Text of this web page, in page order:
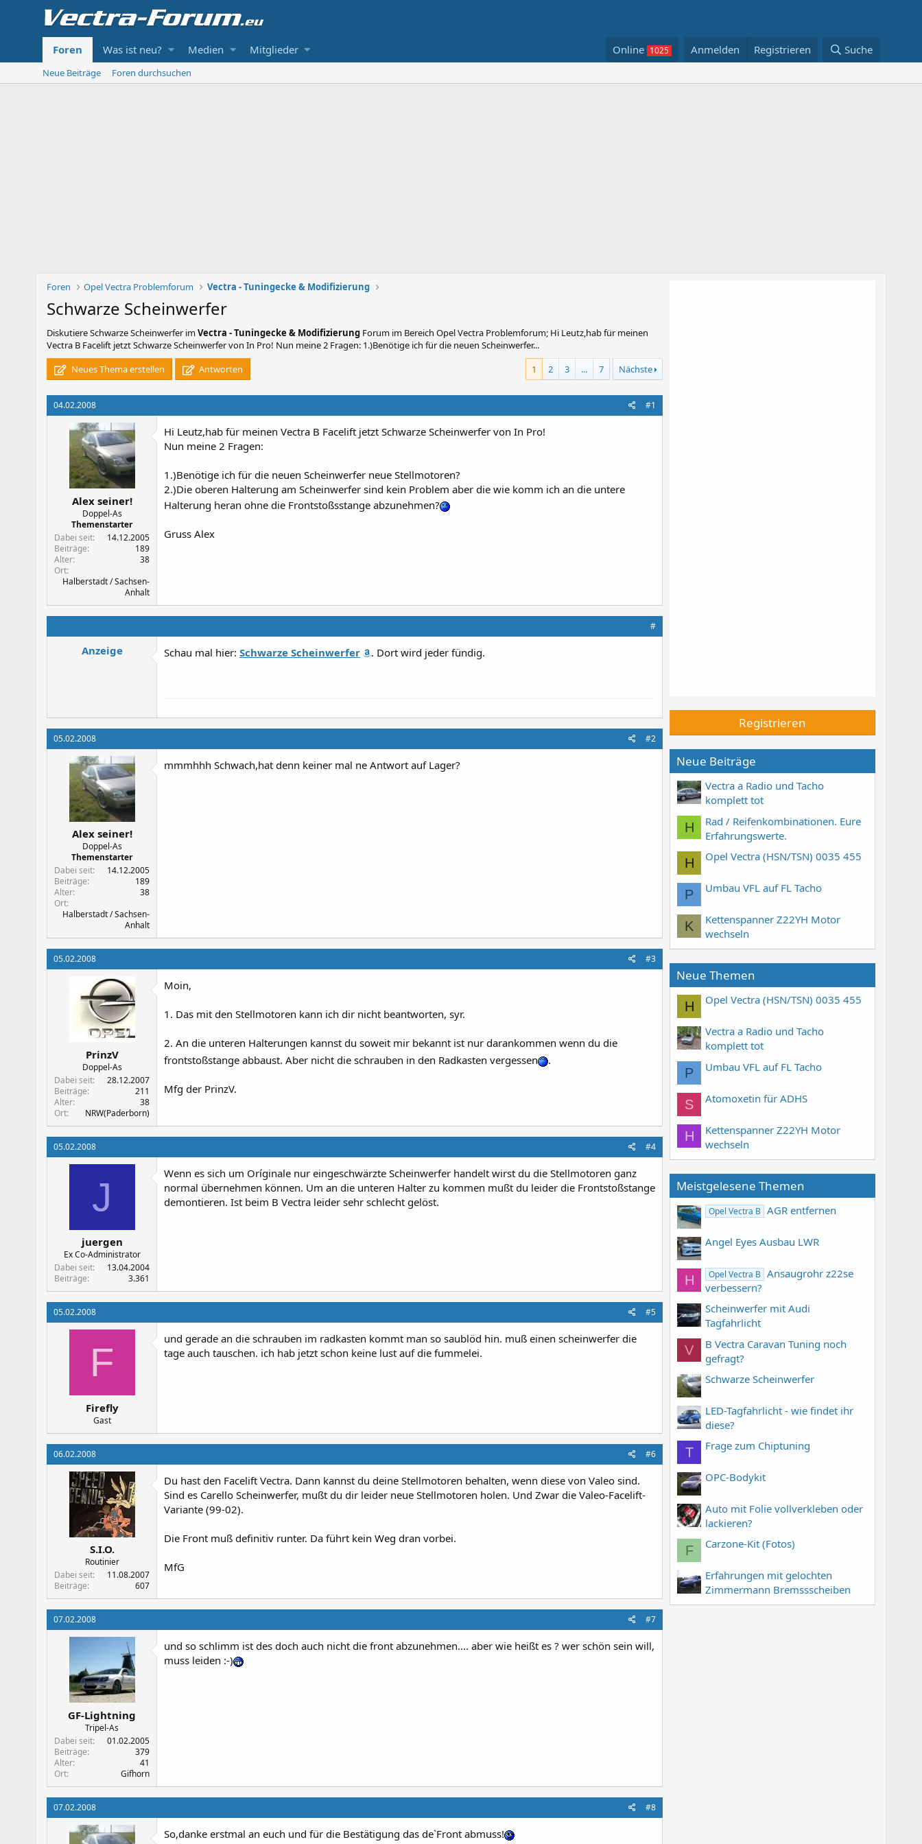
Foren Was ist neu? Medien Mitglieder Online Anmelden Registrieren Suche
Neue Beiträge Foren durchsuchen
Foren Opel Vectra Problemforum Vectra - Tuningecke & Modifizierung
Schwarze Scheinwerfer
DiskutiereSchwarze Scheinwerfer imVectra - Tuningecke & Modifizierung Forum im Bereich Opel Vectra Problemforum; Hi Leutz,hab für meinen
Vectra B Facelift jetzt Schwarze Scheinwerfer von In Pro! Nun meine 2 Fragen: 1.)Benötige ich für die neuen Scheinwerfer...
Neues Thema erstellen
Antworten 1 2 3 ... 7 Nächste
04.02.2008 #1
Alex seiner!
Doppel-As
Themenstarter
Dabei seit
14.12.2005
Beiträge
189
Alter
38
Ort
Halberstadt / Sachsen-
Anhalt
Hi Leutz,hab für meinen Vectra B Facelift jetzt Schwarze Scheinwerfer von In Pro!
Nun meine 2 Fragen:
1.)Benötige ich für die neuen Scheinwerfer neue Stellmotoren?
2.)Die oberen Halterung am Scheinwerfer sind kein Problem aber die wie komm ich an die untere
Halterung heran ohne die Frontstoßsstange abzunehmen?
Gruss Alex
#
Anzeige Schau mal hier: Schwarze Scheinwerfer . Dort wird jeder fündig.
05.02.2008 #2
Alex seiner!
Doppel-As
Themenstarter
Dabei seit
14.12.2005
Beiträge
189
Alter
38
Ort
Halberstadt / Sachsen-
Anhalt
mmmhhh Schwach,hat denn keiner mal ne Antwort auf Lager?
05.02.2008 #3
PrinzV
Doppel-As
Dabei seit
28.12.2007
Beiträge
211
Alter
38
Ort
NRW(Paderborn)
Moin,
1. Das mit den Stellmotoren kann ich dir nicht beantworten, syr.
2. An die unteren Halterungen kannst du soweit mir bekannt ist nur darankommen wenn du die
frontstoßstange abbaust. Aber nicht die schrauben in den Radkasten vergessen
.
Mfg der PrinzV.
05.02.2008 #4
J
juergen
Ex Co-Administrator
Dabei seit
13.04.2004
Beiträge
3.361
Wenn es sich um Oríginale nur eingeschwärzte Scheinwerfer handelt wirst du die Stellmotoren ganz
normal übernehmen können. Um an die unteren Halter zu kommen mußt du leider die Frontstoßstange
demontieren. Ist beim B Vectra leider sehr schlecht gelöst.
05.02.2008 #5
F
Firefly
Gast
und gerade an die schrauben im radkasten kommt man so saublöd hin. muß einen scheinwerfer die
tage auch tauschen. ich hab jetzt schon keine lust auf die fummelei.
06.02.2008 #6
S.I.O.
Routinier
Dabei seit
11.08.2007
Beiträge
607
Du hast den Facelift Vectra. Dann kannst du deine Stellmotoren behalten, wenn diese von Valeo sind.
Sind es Carello Scheinwerfer, mußt du dir leider neue Stellmotoren holen. Und Zwar die Valeo-Facelift-
Variante (99-02).
Die Front muß definitiv runter. Da führt kein Weg dran vorbei.
MfG
07.02.2008 #7
GF-Lightning
Tripel-As
Dabei seit
01.02.2005
Beiträge
379
Alter
41
Ort
Gifhorn
und so schlimm ist des doch auch nicht die front abzunehmen.... aber wie heißt es ? wer schön sein will,
muss leiden :-)
07.02.2008 #8
So,danke erstmal an euch und für die Bestätigung das de`Front abmuss!
Registrieren
Neue Beiträge
Vectra a Radio und Tacho
komplett tot
H
Rad / Reifenkombinationen. Eure
Erfahrungswerte.
H Opel Vectra (HSN/TSN) 0035 455
P Umbau VFL auf FL Tacho
K
Kettenspanner Z22YH Motor
wechseln
Neue Themen
H Opel Vectra (HSN/TSN) 0035 455
Vectra a Radio und Tacho
komplett tot
P Umbau VFL auf FL Tacho
S Atomoxetin für ADHS
H
Kettenspanner Z22YH Motor
wechseln
Meistgelesene Themen
Opel Vectra B AGR entfernen
Angel Eyes Ausbau LWR
H Opel Vectra B Ansaugrohr z22se
verbessern?
Scheinwerfer mit Audi
Tagfahrlicht
V
B Vectra Caravan Tuning noch
gefragt?
Schwarze Scheinwerfer
LED-Tagfahrlicht - wie findet ihr
diese?
T Frage zum Chiptuning
OPC-Bodykit
Auto mit Folie vollverkleben oder
lackieren?
F Carzone-Kit (Fotos)
Erfahrungen mit gelochten
Zimmermann Bremssscheiben